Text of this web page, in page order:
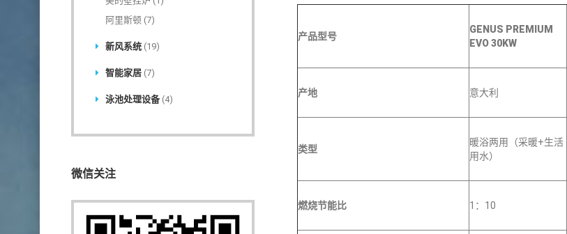
产品型号
GENUS PREMIUM
EVO 30KW
产地 意大利
类型
暖浴两用（采暖+生活
用水）
燃烧节能比 1：10
阿里斯顿 (7)
新风系统 (19)
智能家居 (7)
泳池处理设备 (4)
微信关注